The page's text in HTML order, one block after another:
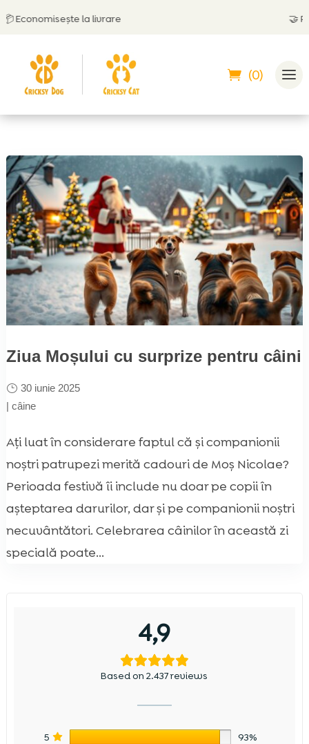
la livrare Poți
(0)
Ziua Moșului cu surprize pentru câini
30 iunie 2025
| câine
Ați luat în considerare faptul că și companionii
noștri patrupezi merită cadouri de Moș Nicolae?
Perioada festivă îi include nu doar pe copii în
așteptarea darurilor, dar și pe companionii noștri
necuvântători. Celebrarea câinilor în această zi
specială poate...
4,9
Based on 2.437 reviews
5 93%